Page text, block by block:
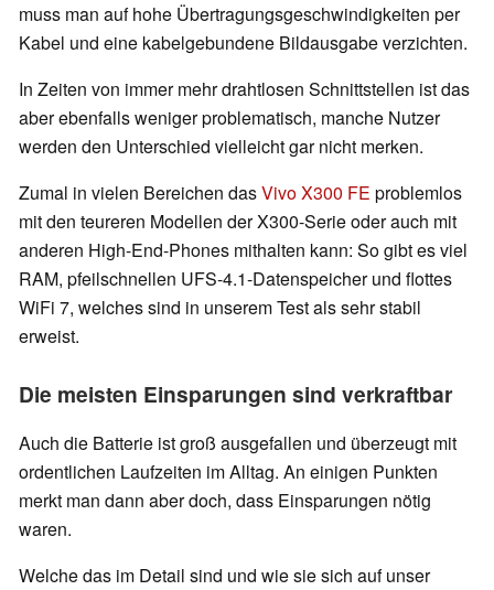
muss man auf hohe Übertragungsgeschwindigkeiten per
Kabel und eine kabelgebundene Bildausgabe verzichten.
In Zeiten von immer mehr drahtlosen Schnittstellen ist das
aber ebenfalls weniger problematisch, manche Nutzer
werden den Unterschied vielleicht gar nicht merken.
Zumal in vielen Bereichen dasVivo X300 FE problemlos
mit den teureren Modellen der X300-Serie oder auch mit
anderen High-End-Phones mithalten kann: So gibt es viel
RAM, pfeilschnellen UFS-4.1-Datenspeicher und flottes
WiFi 7, welches sind in unserem Test als sehr stabil
erweist.
Die meisten Einsparungen sind verkraftbar
Auch die Batterie ist groß ausgefallen und überzeugt mit
ordentlichen Laufzeiten im Alltag. An einigen Punkten
merkt man dann aber doch, dass Einsparungen nötig
waren.
Welche das im Detail sind und wie sie sich auf unser